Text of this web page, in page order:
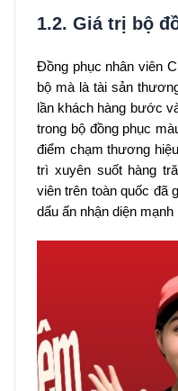
1.2. Giá trị bộ
Đồng phục nhân viên
bộ mà là tài sản
lần khách hàng bước
trong bộ đồng phục
điểm chạm thương
trì xuyên suốt hàng
viên trên toàn quốc đã
dấu ấn nhận diện mạnh